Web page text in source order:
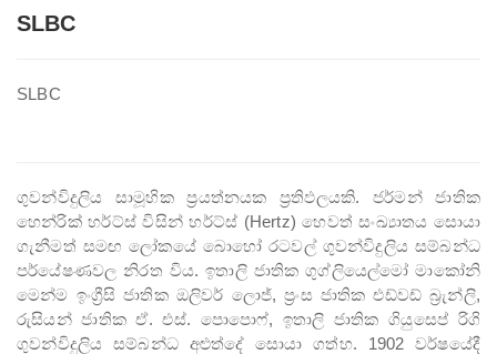
Welenda Sevaya
Pirei FM
Wayamba Radio
Thamil Sevai
SLBC
SLBC
ගුවන්විදුලිය සාමූහික ප්‍රයත්නයක ප්‍රතිඵලයකි. ජර්මන් ජාතික
හෙන්රික් හර්ට්ස් විසින් හර්ට්ස් (Hertz) හෙවත් සංඛ්‍යාතය සොයා
ගැනීමත් සමඟ ලෝකයේ බොහෝ රටවල් ගුවන්විදුලිය සම්බන්ධ
පර්යේෂණවල නිරත විය. ඉතාලි ජාතික ගුග්ලියෙල්මෝ මාකෝනි
මෙන්ම ඉංග්‍රීසි ජාතික ඔලිවර් ලොජ්, ප්‍රංස ජාතික එඩ්වඩ් බ්‍රැන්ලි,
රුසියන් ජාතික ඒ. එස්. පොපොෆ්, ඉතාලි ජාතික ගියුසෙප් රිගි
ගුවන්විදුලිය සම්බන්ධ අළුත්දේ සොයා ගත්හ. 1902 වර්ෂයේදී